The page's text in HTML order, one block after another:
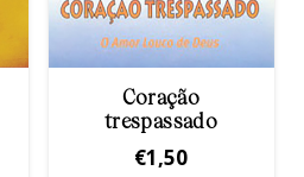
Coração
trespassado
€1,50